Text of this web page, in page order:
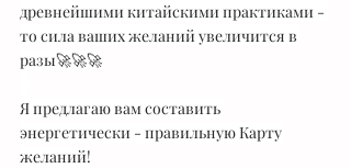
древнейшими китайскими практиками -
то сила ваших желаний увеличится в
разы🚀🚀🚀
Я предлагаю вам составить
энергетически - правильную Карту
желаний!